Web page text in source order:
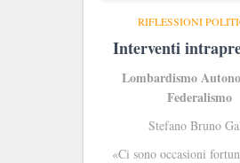
RIFLESSIONI
Interventi
Lombardismo
Federalismo
Stefano Bruno
«Ci sono occasioni